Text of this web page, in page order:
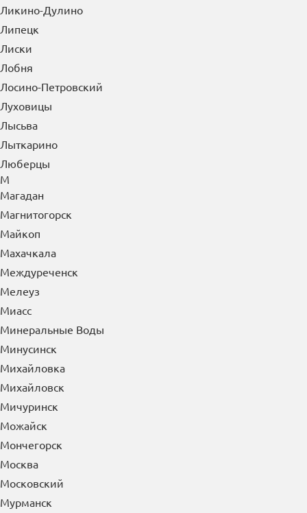
Ликино-Дулино
Липецк
Лиски
Лобня
Лосино-Петровский
Луховицы
Лысьва
Лыткарино
Люберцы
М
Магадан
Магнитогорск
Майкоп
Махачкала
Междуреченск
Мелеуз
Миасс
Минеральные Воды
Минусинск
Михайловка
Михайловск
Мичуринск
Можайск
Мончегорск
Москва
Московский
Мурманск